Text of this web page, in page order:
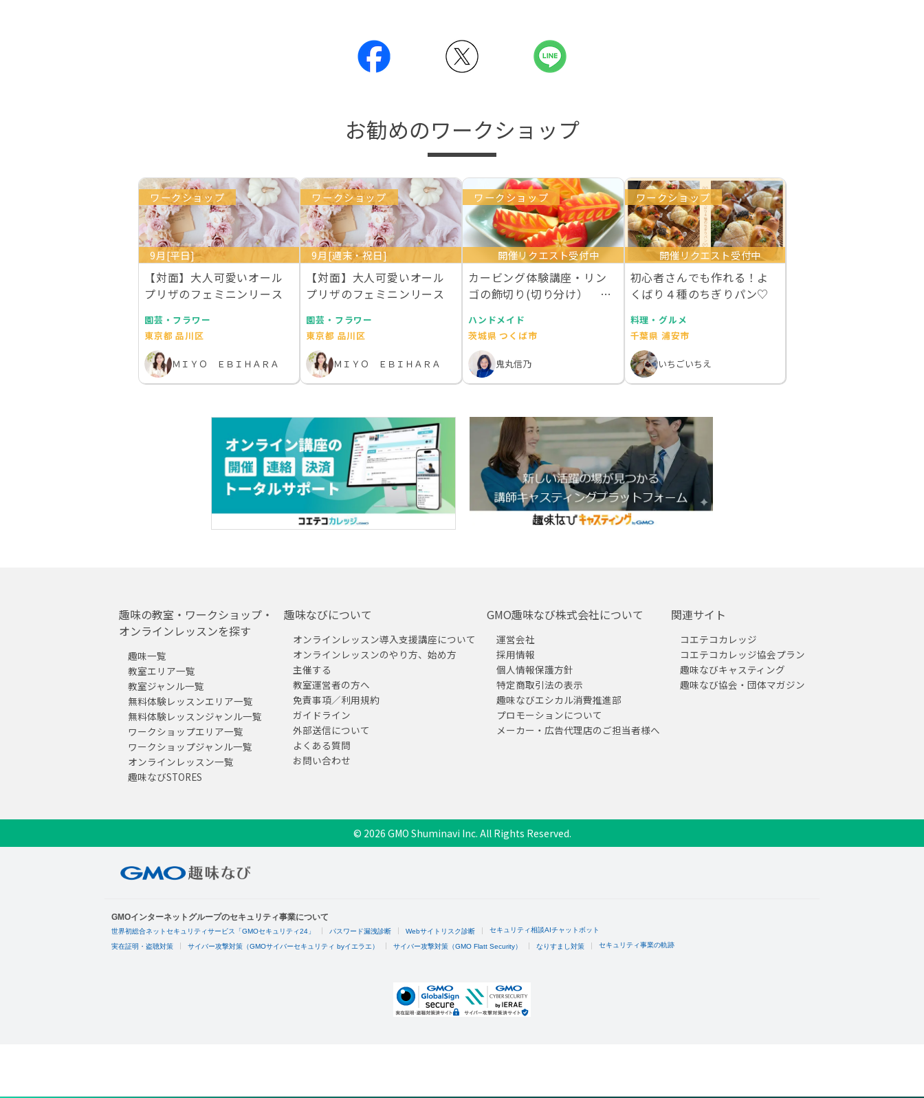
お勧めのワークショップ
ワークショップ
9月[平日]
【対面】大人可愛いオール
プリザのフェミニンリース
園芸・フラワー
東京都 品川区
ＭＩＹＯ ＥＢＩＨＡＲＡ
ワークショップ
9月[週末・祝日]
【対面】大人可愛いオール
プリザのフェミニンリース
園芸・フラワー
東京都 品川区
ＭＩＹＯ ＥＢＩＨＡＲＡ
ワークショップ
開催リクエスト受付中
カービング体験講座・リン
ゴの飾切り(切り分け） 初
ハンドメイド
茨城県 つくば市
鬼丸信乃
ワークショップ
開催リクエスト受付中
初心者さんでも作れる！よ
くばり４種のちぎりパン♡
料理・グルメ
千葉県 浦安市
いちごいちえ
趣味の教室・ワークショップ・
オンラインレッスンを探す
趣味一覧
教室エリア一覧
教室ジャンル一覧
無料体験レッスンエリア一覧
無料体験レッスンジャンル一覧
ワークショップエリア一覧
ワークショップジャンル一覧
オンラインレッスン一覧
趣味なびSTORES
趣味なびについて
オンラインレッスン導入支援講座について
オンラインレッスンのやり方、始め方
主催する
教室運営者の方へ
免責事項／利用規約
ガイドライン
外部送信について
よくある質問
お問い合わせ
GMO趣味なび株式会社について
運営会社
採用情報
個人情報保護方針
特定商取引法の表示
趣味なびエシカル消費推進部
プロモーションについて
メーカー・広告代理店のご担当者様へ
関連サイト
コエテコカレッジ
コエテコカレッジ協会プラン
趣味なびキャスティング
趣味なび協会・団体マガジン
© 2026 GMO Shuminavi Inc. All Rights Reserved.